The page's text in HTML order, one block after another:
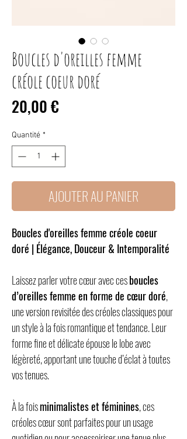
Boucles d'oreilles femme
créole coeur doré
20,00 €
Quantité *
AJOUTER AU PANIER
Boucles d'oreilles femme créole coeur
doré | Élégance, Douceur & Intemporalité
Laissez parler votre cœur avec cesboucles
d’oreilles femme en forme de cœur doré,
une version revisitée des créoles classiques pour
un style à la fois romantique et tendance. Leur
forme fine et délicate épouse le lobe avec
légèreté, apportant une touche d’éclat à toutes
vos tenues.
À la foisminimalistes et féminines, ces
créoles cœur sont parfaites pour un usage